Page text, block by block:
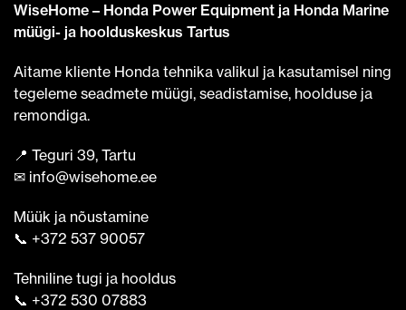
WiseHome – Honda Power Equipment ja Honda Marine
müügi- ja hoolduskeskus Tartus
Aitame kliente Honda tehnika valikul ja kasutamisel ning
tegeleme seadmete müügi, seadistamise, hoolduse ja
remondiga.
📍 Teguri 39, Tartu
✉ info@wisehome.ee
Müük ja nõustamine
📞 +372 537 90057
Tehniline tugi ja hooldus
📞 +372 530 07883